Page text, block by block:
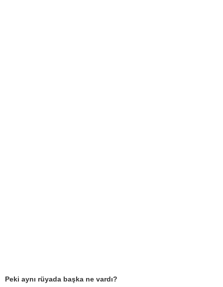
Peki aynı rüyada başka ne vardı?